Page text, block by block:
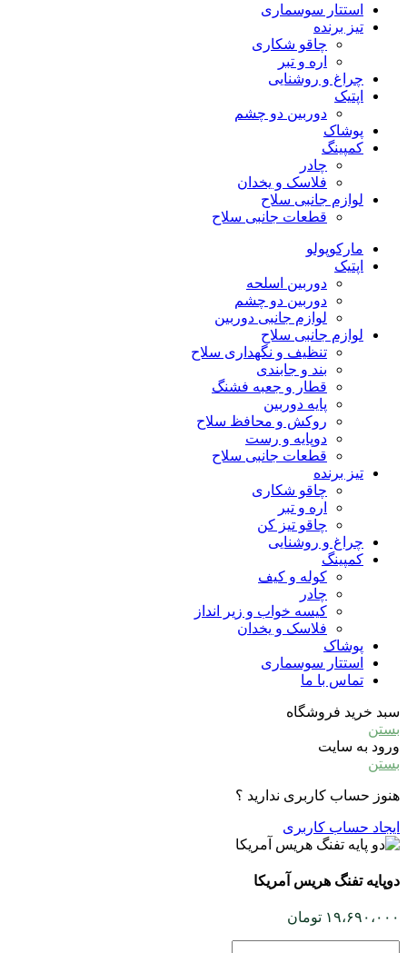
استتار سوسماری
تیز برنده
چاقو شکاری
اره و تبر
چراغ و روشنایی
اپتیک
دوربین دو چشم
پوشاک
کمپینگ
چادر
فلاسک و یخدان
لوازم جانبی سلاح
قطعات جانبی سلاح
مارکوپولو
اپتیک
دوربین اسلحه
دوربین دو چشم
لوازم جانبی دوربین
لوازم جانبی سلاح
تنظیف و نگهداری سلاح
بند و جابندی
قطار و جعبه فشنگ
پایه دوربین
روکش و محافظ سلاح
دوپایه و رست
قطعات جانبی سلاح
تیز برنده
چاقو شکاری
اره و تبر
چاقو تیز کن
چراغ و روشنایی
کمپینگ
کوله و کیف
چادر
کیسه خواب و زیر انداز
فلاسک و یخدان
پوشاک
استتار سوسماری
تماس با ما
سبد خرید فروشگاه
بستن
ورود به سایت
بستن
هنوز حساب کاربری ندارید ؟
ایجاد حساب کاربری
دوپایه تفنگ هریس آمریکا
۱۹،۶۹۰،۰۰۰ تومان